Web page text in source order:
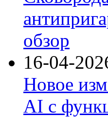
обзор
16-04-
Новое
AI с